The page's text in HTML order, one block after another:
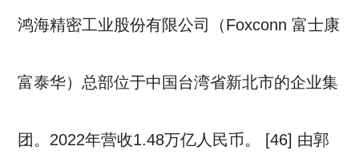
鸿海精密工业股份有限公司（Foxconn 富士康
富泰华）总部位于中国台湾省新北市的企业集
团。2022年营收1.48万亿人民币。 [46] 由郭